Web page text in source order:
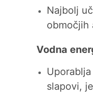
Najbolj
območjih
Vodna
slapovi,